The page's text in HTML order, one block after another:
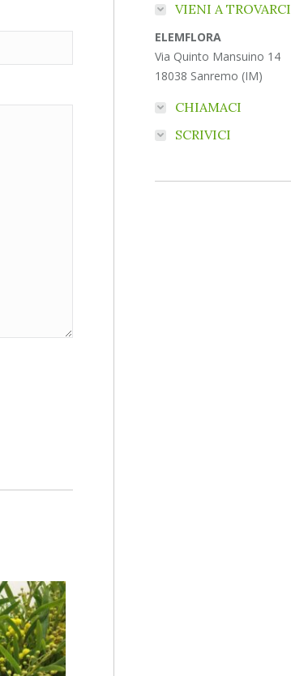
VIENI A TROVARCI
ELEMFLORA
Via Quinto Mansuino 14
18038 Sanremo (IM)
CHIAMACI
SCRIVICI